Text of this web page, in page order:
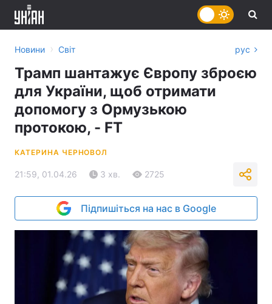
Новини › Світ рус
Трамп шантажує Європу зброєю
для України, щоб отримати
допомогу з Ормузькою
протокою, - FT
КАТЕРИНА ЧЕРНОВОЛ
21:59, 01.04.26 3 хв. 2725
Підпишіться на нас в Google